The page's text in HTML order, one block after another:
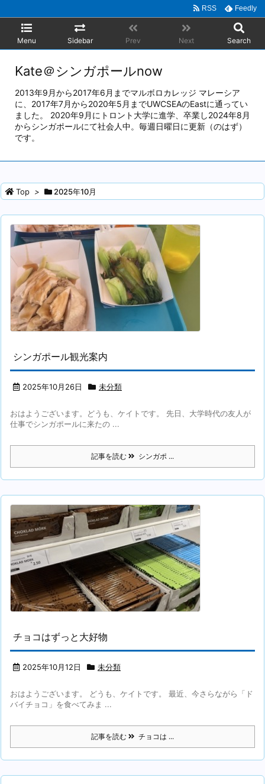
Menu Sidebar Prev Next Search
RSS Feedly
Kate＠シンガポールnow
2013年9月から2017年6月までマルボロカレッジ マレーシア
に、2017年7月から2020年5月までUWCSEAのEastに通ってい
ました。 2020年9月にトロント大学に進学、卒業し2024年8月
からシンガポールにて社会人中。毎週日曜日に更新（のはず）
です。
Top > 2025年10月
シンガポール観光案内
2025年10月26日 未分類
おはようございます。どうも、ケイトです。 先日、大学時代の友人が
仕事でシンガポールに来たの ...
記事を読む シンガポ ...
チョコはずっと大好物
2025年10月12日 未分類
おはようございます。 どうも、ケイトです。 最近、今さらながら「ド
バイチョコ」を食べてみま ...
記事を読む チョコは ...